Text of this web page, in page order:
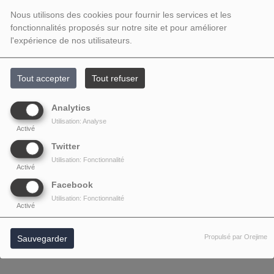
Nous utilisons des cookies pour fournir les services et les
fonctionnalités proposés sur notre site et pour améliorer
l'expérience de nos utilisateurs.
Tout accepter Tout refuser
Analytics
Activé
Utilisation: Analyse
Twitter
Activé
Utilisation: Fonctionnalité
Facebook
Activé
Utilisation: Fonctionnalité
Sauvegarder Propulsé par Orejime